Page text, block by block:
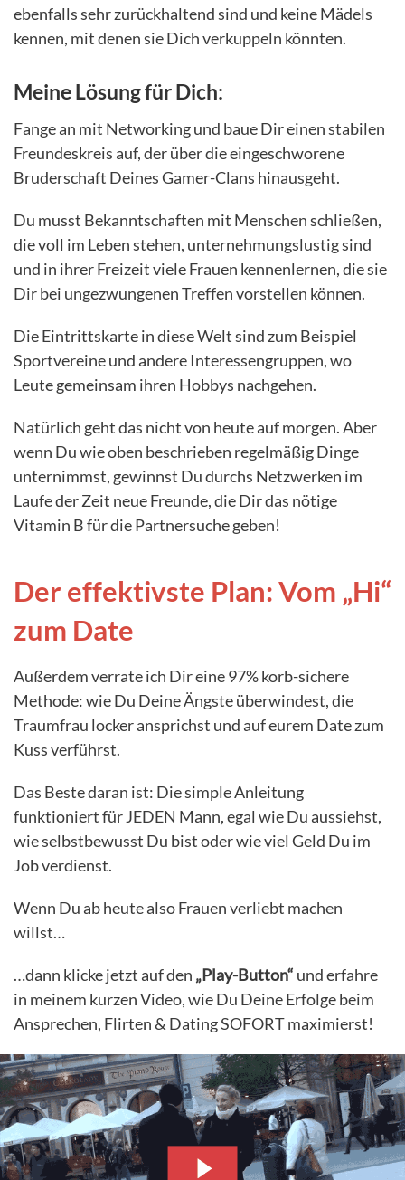
ebenfalls sehr zurückhaltend sind und keine Mädels
kennen, mit denen sie Dich verkuppeln könnten.
Meine Lösung für Dich:
Fange an mit Networking und baue Dir einen stabilen
Freundeskreis auf, der über die eingeschworene
Bruderschaft Deines Gamer-Clans hinausgeht.
Du musst Bekanntschaften mit Menschen schließen,
die voll im Leben stehen, unternehmungslustig sind
und in ihrer Freizeit viele Frauen kennenlernen, die sie
Dir bei ungezwungenen Treffen vorstellen können.
Die Eintrittskarte in diese Welt sind zum Beispiel
Sportvereine und andere Interessengruppen, wo
Leute gemeinsam ihren Hobbys nachgehen.
Natürlich geht das nicht von heute auf morgen. Aber
wenn Du wie oben beschrieben regelmäßig Dinge
unternimmst, gewinnst Du durchs Netzwerken im
Laufe der Zeit neue Freunde, die Dir das nötige
Vitamin B für die Partnersuche geben!
Der effektivste Plan: Vom „Hi“
zum Date
Außerdem verrate ich Dir eine 97% korb-sichere
Methode: wie Du Deine Ängste überwindest, die
Traumfrau locker ansprichst und auf eurem Date zum
Kuss verführst.
Das Beste daran ist: Die simple Anleitung
funktioniert für JEDEN Mann, egal wie Du aussiehst,
wie selbstbewusst Du bist oder wie viel Geld Du im
Job verdienst.
Wenn Du ab heute also Frauen verliebt machen
willst…
…dann klicke jetzt auf den „Play-Button“ und erfahre
in meinem kurzen Video, wie Du Deine Erfolge beim
Ansprechen, Flirten & Dating SOFORT maximierst!